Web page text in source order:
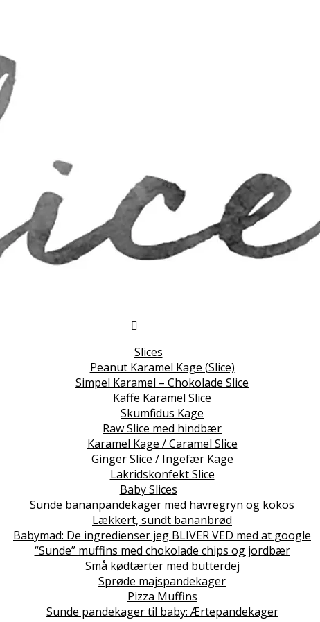
Slices
Peanut Karamel Kage (Slice)
Simpel Karamel – Chokolade Slice
Kaffe Karamel Slice
Skumfidus Kage
Raw Slice med hindbær
Karamel Kage / Caramel Slice
Ginger Slice / Ingefær Kage
Lakridskonfekt Slice
Baby Slices
Sunde bananpandekager med havregryn og kokos
Lækkert, sundt bananbrød
Babymad: De ingredienser jeg BLIVER VED med at google
“Sunde” muffins med chokolade chips og jordbær
Små kødtærter med butterdej
Sprøde majspandekager
Pizza Muffins
Sunde pandekager til baby: Ærtepandekager